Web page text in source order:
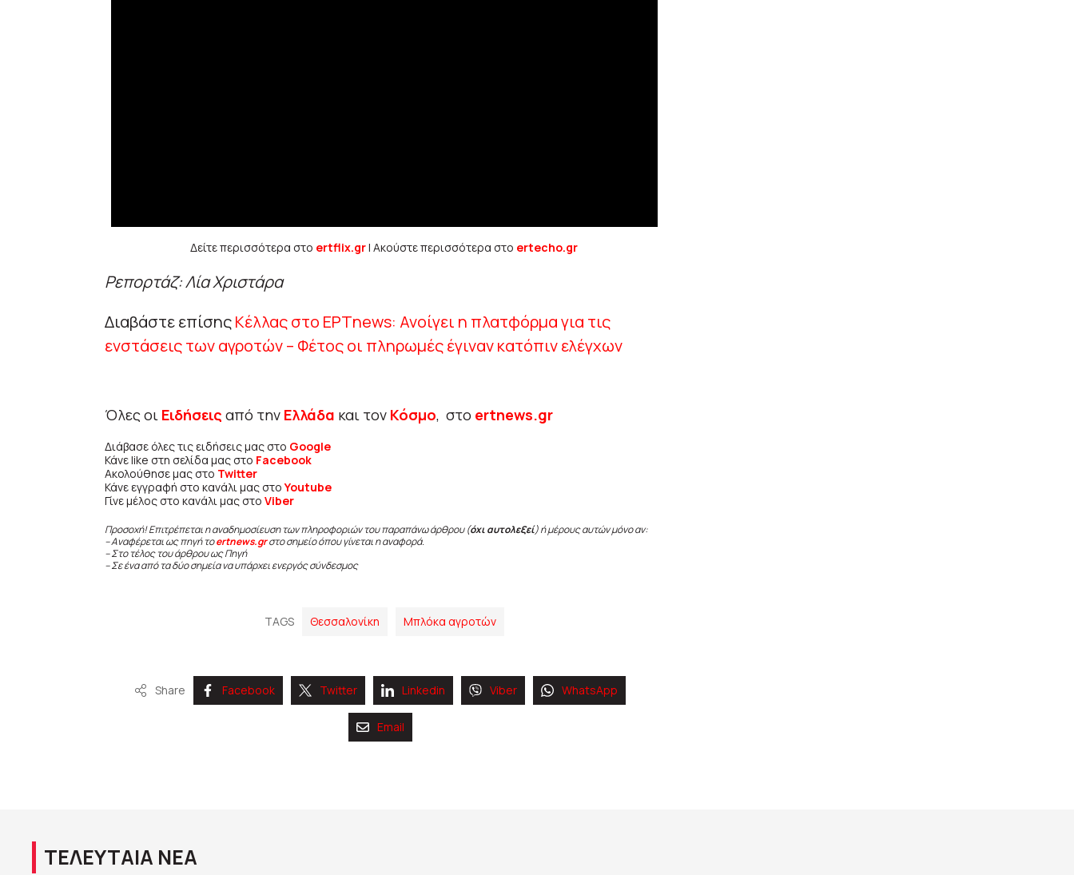
Δείτε περισσότερα στο ertflix.gr| Ακούστε περισσότερα στο ertecho.gr
Ρεπορτάζ: Λία Χριστάρα
Διαβάστε επίσηςΚέλλας στο ΕΡΤnews: Ανοίγει η πλατφόρμα για τις
ενστάσεις των αγροτών – Φέτος οι πληρωμές έγιναν κατόπιν ελέγχων
Όλες οι Ειδήσεις από την Ελλάδα και τον Κόσμο, στο ertnews.gr
Διάβασε όλες τις ειδήσεις μας στο Google
Κάνε like στη σελίδα μας στο Facebook
Ακολούθησε μας στο Twitter
Κάνε εγγραφή στο κανάλι μας στοYoutube
Γίνε μέλος στο κανάλι μας στο Viber
Προσοχή! Επιτρέπεται η αναδημοσίευση των πληροφοριών του παραπάνω άρθρου (όχι αυτολεξεί) ή μέρους αυτών μόνο αν:
– Αναφέρεται ως πηγή τοertnews.gr στο σημείο όπου γίνεται η αναφορά.
– Στο τέλος του άρθρου ως Πηγή
– Σε ένα από τα δύο σημεία να υπάρχει ενεργός σύνδεσμος
TAGS Θεσσαλονίκη Μπλόκα αγροτών
Share Facebook Twitter Linkedin Viber WhatsApp
Email
ΤΕΛΕΥΤΑΙΑ ΝΕΑ